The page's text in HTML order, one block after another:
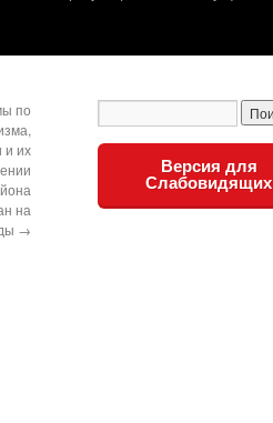
по
и их
на
→
Версия для
Слабовидящих